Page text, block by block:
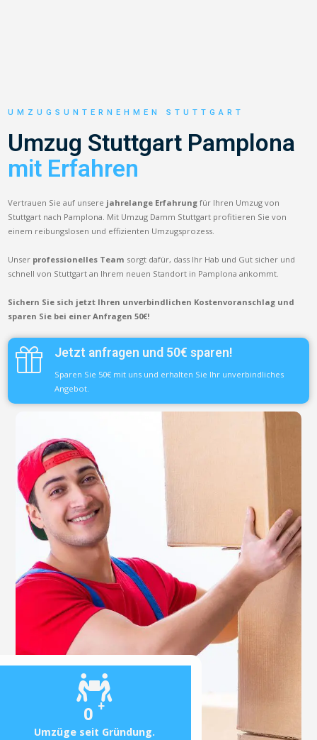
0 +
Umzüge seit Gründung.
UMZUGSUNTERNEHMEN STUTTGART
Umzug Stuttgart Pamplona
mit Erfahren
Vertrauen Sie auf unsere jahrelange Erfahrung für Ihren Umzug von
Stuttgart nach Pamplona. Mit Umzug Damm Stuttgart profitieren Sie von
einem reibungslosen und effizienten Umzugsprozess.
Unser professionelles Team sorgt dafür, dass Ihr Hab und Gut sicher und
schnell von Stuttgart an Ihrem neuen Standort in Pamplona ankommt.
Sichern Sie sich jetzt Ihren unverbindlichen Kostenvoranschlag und
sparen Sie bei einer Anfragen 50€!
Jetzt anfragen und 50€ sparen!
Sparen Sie 50€ mit uns und erhalten Sie Ihr unverbindliches
Angebot.